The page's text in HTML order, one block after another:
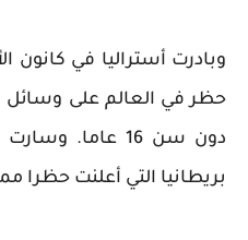
وبادرت أستراليا في كانون
حظر في العالم على وسائل
دون سن 16
بريطانيا التي أعلنت حظرا